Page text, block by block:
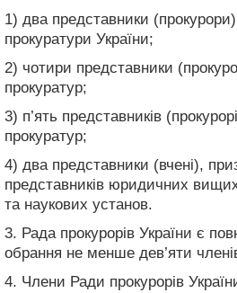
1) два представники (прокурори)
прокуратури України;
2) чотири представники
прокуратур;
3) п’ять представників
прокуратур;
4) два представники (вчені),
представників юридичних
та наукових установ.
3. Рада прокурорів України є
обрання не менше дев’яти
4. Члени Ради прокурорів